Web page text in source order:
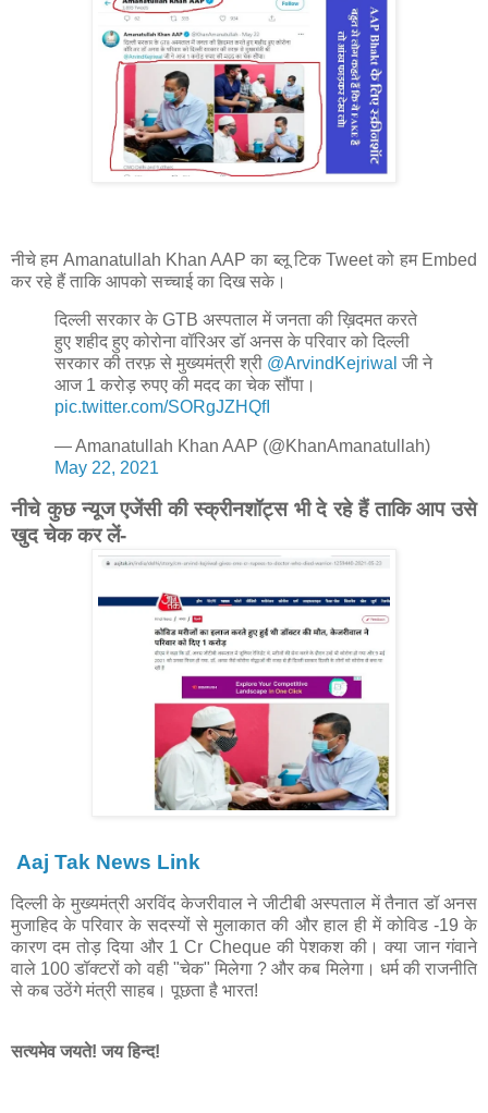
नीचे हम Amanatullah Khan AAP का ब्लू टिक Tweet को हम Embed
कर रहे हैं ताकि आपको सच्चाई का दिख सके।
दिल्ली सरकार के GTB अस्पताल में जनता की ख़िदमत करते
हुए शहीद हुए कोरोना वॉरिअर डॉ अनस के परिवार को दिल्ली
सरकार की तरफ़ से मुख्यमंत्री श्री @ArvindKejriwal जी ने
आज 1 करोड़ रुपए की मदद का चेक सौंपा।
pic.twitter.com/SORgJZHQfI
— Amanatullah Khan AAP (@KhanAmanatullah)
May 22, 2021
नीचे कुछ न्यूज एजेंसी की स्क्रीनशॉट्स भी दे रहे हैं ताकि आप उसे
खुद चेक कर लें-
Aaj Tak News Link
दिल्ली के मुख्यमंत्री अरविंद केजरीवाल ने जीटीबी अस्पताल में तैनात डॉ अनस
मुजाहिद के परिवार के सदस्यों से मुलाकात की और हाल ही में कोविड -19 के
कारण दम तोड़ दिया और 1 Cr Cheque की पेशकश की। क्या जान गंवाने
वाले 100 डॉक्टरों को वही "चेक" मिलेगा ? और कब मिलेगा। धर्म की राजनीति
से कब उठेंगे मंत्री साहब। पूछता है भारत!
सत्यमेव जयते! जय हिन्द!